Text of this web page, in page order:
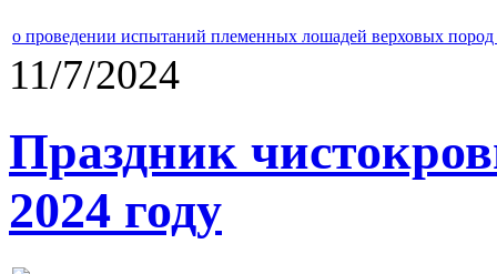
о проведении испытаний племенных лошадей верховых
11/7/2024
Праздник
2024 году